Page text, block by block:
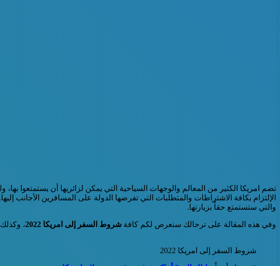
تضم امريكا الكثير من المعالم والوجهات السياحية التي يمكن لزائريها أن يستمتعوا بها،
الإلتزام بكافة الاشتراطات والمتطلبات التي تفرضها الدولة على المسافرين الأجانب
والتي ستستمتع حقاً بزيارتها.
وفي هذه المقالة على ترحالك سنعرص لكم كافة شروط السفر إلى امريكا 2022 ،
شروط السفر إلى امريكا 2022